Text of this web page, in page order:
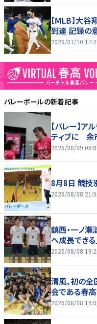
【MLB】大
到達 記録の
2026/07/10
バレーボールの新着記事
【バレー】ア
ティブに 余
2026/08/09
8月8日 競技
2026/08/08
鎮西・一ノ
へ成長できる
2026/08/08
清風、初の
会である春
2026/08/08